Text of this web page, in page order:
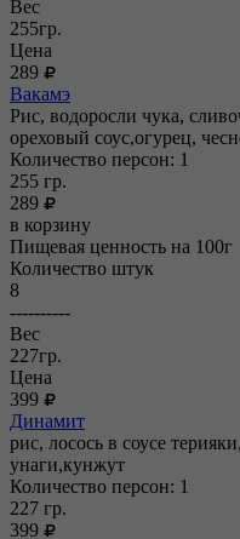
Вес
255гр.
Цена
289
Вакамэ
Рис, водоросли чука,
ореховый соус,огурец,
Количество персон: 1
255 гр.
289
в корзину
Пищевая ценность на 100г
Количество штук
8
----------
Вес
227гр.
Цена
399
Динамит
рис, лосось в соусе
унаги,кунжут
Количество персон: 1
227 гр.
399